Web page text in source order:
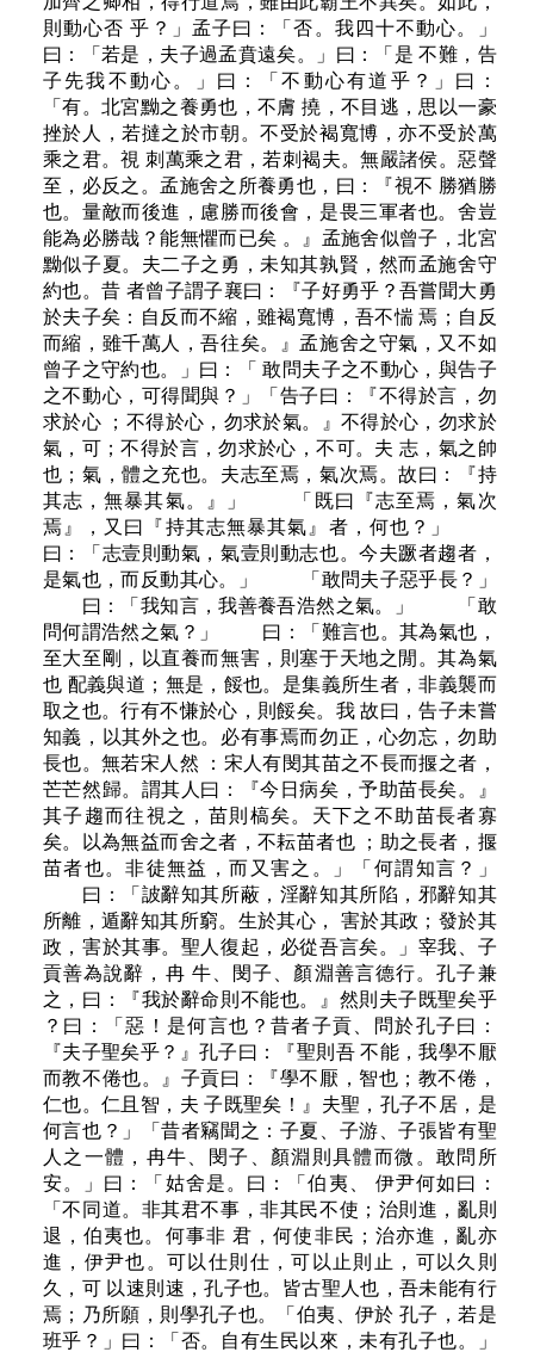
則動心否 乎？」孟子曰：「否。我四十不動心。」
曰：「若是，夫子過孟賁遠矣。」曰：「是 不難，告
子先我不動心。」曰：「不動心有道乎？」曰：
「有。北宮黝之養勇也，不膚 撓，不目逃，思以一豪
挫於人，若撻之於市朝。不受於褐寬博，亦不受於萬
乘之君。視 刺萬乘之君，若刺褐夫。無嚴諸侯。惡聲
至，必反之。孟施舍之所養勇也，曰：『視不 勝猶勝
也。量敵而後進，慮勝而後會，是畏三軍者也。舍豈
能為必勝哉？能無懼而已矣 。』孟施舍似曾子，北宮
黝似子夏。夫二子之勇，未知其孰賢，然而孟施舍守
約也。昔 者曾子謂子襄曰：『子好勇乎？吾嘗聞大勇
於夫子矣：自反而不縮，雖褐寬博，吾不惴 焉；自反
而縮，雖千萬人，吾往矣。』孟施舍之守氣，又不如
曾子之守約也。」曰：「 敢問夫子之不動心，與告子
之不動心，可得聞與？」「告子曰：『不得於言，勿
求於心 ；不得於心，勿求於氣。』不得於心，勿求於
氣，可；不得於言，勿求於心，不可。夫 志，氣之帥
也；氣，體之充也。夫志至焉，氣次焉。故曰：『持
其志，無暴其氣。』」 「既曰『志至焉，氣次
焉』，又曰『持其志無暴其氣』者，何也？」
曰：「志壹則動氣，氣壹則動志也。今夫蹶者趨者，
是氣也，而反動其心。」 「敢問夫子惡乎長？」
曰：「我知言，我善養吾浩然之氣。」 「敢
問何謂浩然之氣？」 曰：「難言也。其為氣也，
至大至剛，以直養而無害，則塞于天地之閒。其為氣
也 配義與道；無是，餒也。是集義所生者，非義襲而
取之也。行有不慊於心，則餒矣。我 故曰，告子未嘗
知義，以其外之也。必有事焉而勿正，心勿忘，勿助
長也。無若宋人然 ：宋人有閔其苗之不長而揠之者，
芒芒然歸。謂其人曰：『今日病矣，予助苗長矣。』
其子趨而往視之，苗則槁矣。天下之不助苗長者寡
矣。以為無益而舍之者，不耘苗者也 ；助之長者，揠
苗者也。非徒無益，而又害之。」「何謂知言？」
曰：「詖辭知其所蔽，淫辭知其所陷，邪辭知其
所離，遁辭知其所窮。生於其心， 害於其政；發於其
政，害於其事。聖人復起，必從吾言矣。」宰我、子
貢善為說辭，冉 牛、閔子、顏淵善言德行。孔子兼
之，曰：『我於辭命則不能也。』然則夫子既聖矣乎
？曰：「惡！是何言也？昔者子貢、問於孔子曰：
『夫子聖矣乎？』孔子曰：『聖則吾 不能，我學不厭
而教不倦也。』子貢曰：『學不厭，智也；教不倦，
仁也。仁且智，夫 子既聖矣！』夫聖，孔子不居，是
何言也？」「昔者竊聞之：子夏、子游、子張皆有聖
人之一體，冉牛、閔子、顏淵則具體而微。敢問所
安。」曰：「姑舍是。曰：「伯夷、 伊尹何如曰：
「不同道。非其君不事，非其民不使；治則進，亂則
退，伯夷也。何事非 君，何使非民；治亦進，亂亦
進，伊尹也。可以仕則仕，可以止則止，可以久則
久，可 以速則速，孔子也。皆古聖人也，吾未能有行
焉；乃所願，則學孔子也。「伯夷、伊於 孔子，若是
班乎？」曰：「否。自有生民以來，未有孔子也。」